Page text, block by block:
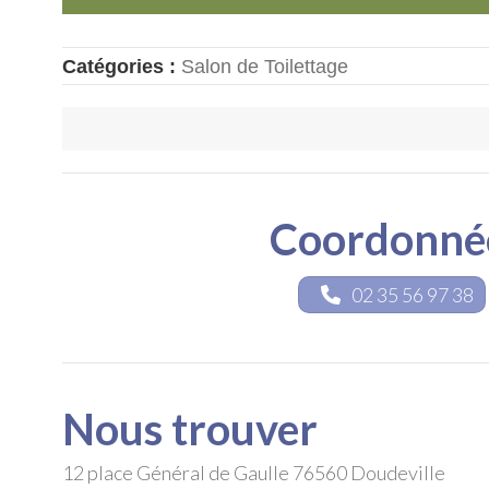
Catégories : Salon de Toilettage
02 35 56 97 38
Nous trouver
12 place Général de Gaulle 76560 Doudeville